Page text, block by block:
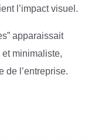
l’impact visuel.
apparaissait
minimaliste,
de l’entreprise.